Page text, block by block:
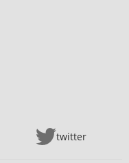
twitter